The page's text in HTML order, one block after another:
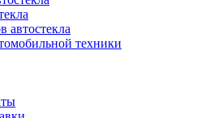
автостекла
техники